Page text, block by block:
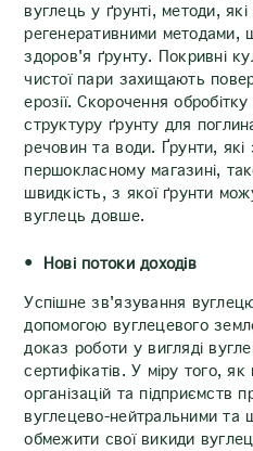
вуглець у ґрунті, методи,
регенеративними методами,
здоров'я ґрунту. Покривні
чистої пари захищають
ерозії. Скорочення
структуру ґрунту для
речовин та води. Ґрунти, які
першокласному магазині,
швидкість, з якої ґрунти
вуглець довше.
Нові потоки доходів
Успішне зв'язування
допомогою вуглецевого
доказ роботи у вигляді
сертифікатів. У міру того,
організацій та підприємств
вуглецево-нейтральними та
обмежити свої викиди